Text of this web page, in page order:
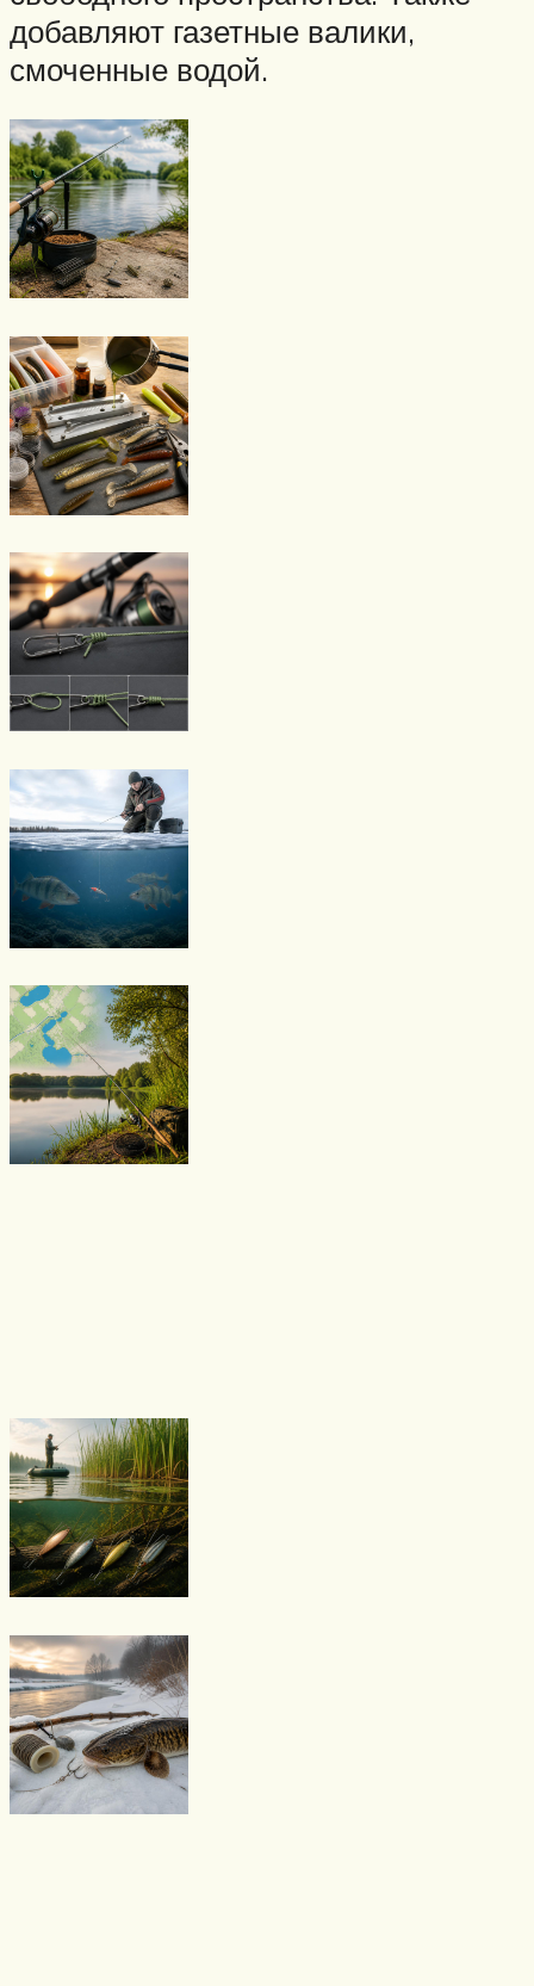
добавляют газетные валики,
смоченные водой.